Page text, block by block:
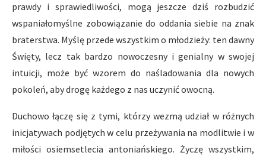
prawdy i sprawiedliwości, mogą jeszcze dziś rozbudzić
wspaniałomyślne zobowiązanie do oddania siebie na znak
braterstwa. Myślę przede wszystkim o młodzieży: ten dawny
Święty, lecz tak bardzo nowoczesny i genialny w swojej
intuicji, może być wzorem do naśladowania dla nowych
pokoleń, aby drogę każdego z nas uczynić owocną.
Duchowo łączę się z tymi, którzy wezmą udział w różnych
inicjatywach podjętych w celu przeżywania na modlitwie i w
miłości osiemsetlecia antoniańskiego. Życzę wszystkim,